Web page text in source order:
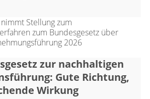
zur nachhaltigen
Gute Richtung,
Wirkung